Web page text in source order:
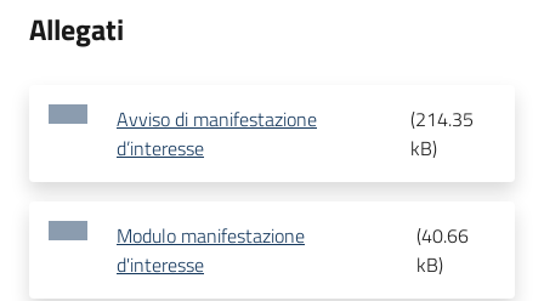
Allegati
Avviso di manifestazione
d’interesse
(214.35
kB)
Modulo manifestazione
d'interesse
(40.66
kB)